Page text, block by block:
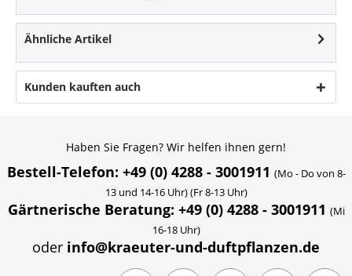
Ähnliche Artikel
Kunden kauften auch
Haben Sie Fragen? Wir helfen ihnen gern!
Bestell-Telefon: +49 (0) 4288 - 3001911 (Mo - Do von 8-
13 und 14-16 Uhr) (Fr 8-13 Uhr)
Gärtnerische Beratung: +49 (0) 4288 - 3001911 (Mi
16-18 Uhr)
oder info@kraeuter-und-duftpflanzen.de